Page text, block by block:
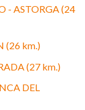
- ASTORGA (24
(26 km.)
(27 km.)
DEL